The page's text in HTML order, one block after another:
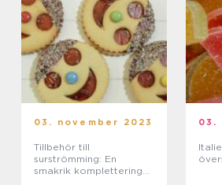
03. november 2023
Tillbehör till
surströmming: En
smakrik komplettering
03.